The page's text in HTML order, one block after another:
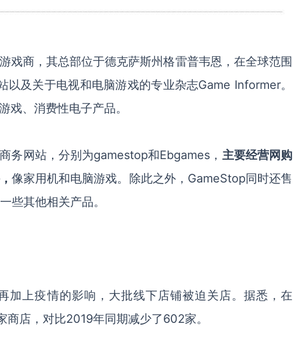
戏商，其总部位于德克萨斯州格雷普韦恩 ， 在全球范围
及关于电视和电脑游戏的专业杂志Game Informer。
戏、消费性电子产品。
务网站， 分别为gamestop和Ebgames， 主要经营网购
像家用机和电脑游戏。除此之外， GameStop同时还售
些其他相关产品。
加上疫情的影响，大批线下店铺被迫关店。据悉，在
店， 对比2019年同期减少了602家。